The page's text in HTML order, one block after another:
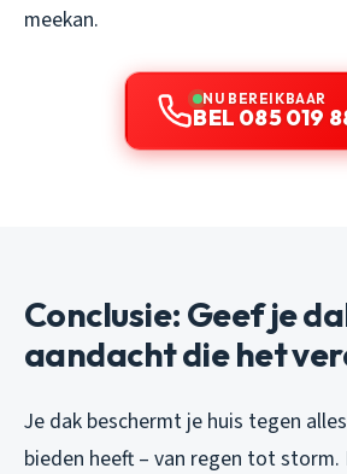
meekan.
NU BEREIKBAAR
BEL 085 019
Conclusie: Geef je
aandacht die het
Je dak beschermt je huis tegen
bieden heeft – van regen tot storm.